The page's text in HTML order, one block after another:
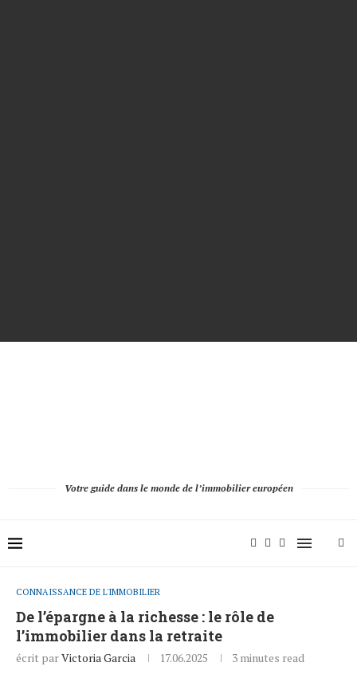
Votre guide dans le monde de l’immobilier européen
CONNAISSANCE DE L'IMMOBILIER
De l’épargne à la richesse : le rôle de
l’immobilier dans la retraite
écrit parVictoria Garcia 17.06.2025 3 minutes read